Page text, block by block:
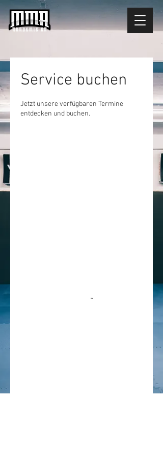
Service buchen
Jetzt unsere verfügbaren Termine
entdecken und buchen.